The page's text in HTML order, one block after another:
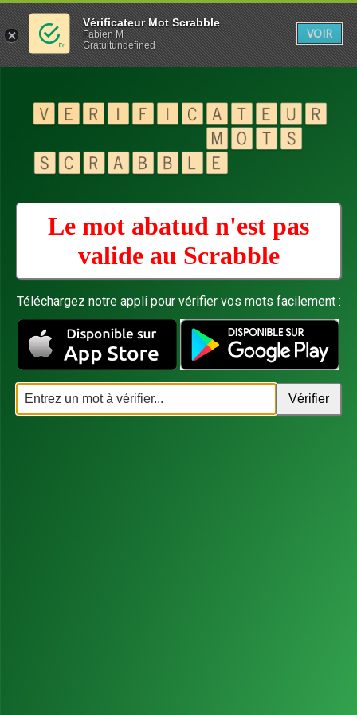
Le mot abatud n'est pas
valide au Scrabble
Téléchargez notre appli pour vérifier vos mots facilement :
Vérificateur Mot Scrabble
Fabien M
Gratuitundefined
VOIR